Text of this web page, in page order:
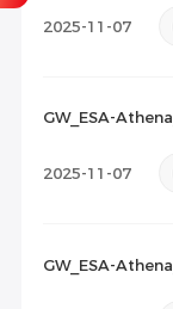
2025-11-07
GW_ESA-
2025-11-07
GW_ESA-